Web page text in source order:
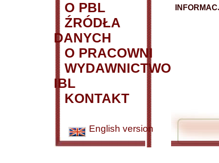
O PBL
ŹRÓDŁA
DANYCH
O PRACOWNI
WYDAWNICTWO
IBL
KONTAKT
English version